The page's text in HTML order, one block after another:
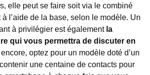
elle peut se faire soit via le combiné
l’aide de la base, selon le modèle. Un
à privilégier est également la
qui vous permettra de discuter en
optez pour un modèle doté d’un
une centaine de contacts pour